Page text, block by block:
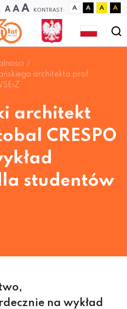
A A A KONTRAST: A A A A
architekta prof.
architekt
CRESPO
studentów
na wykład